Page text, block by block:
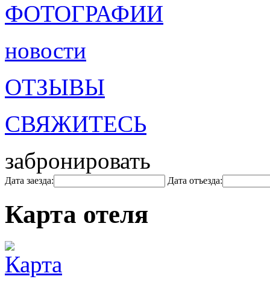
ФОТОГРАФИИ
новости
ОТЗЫВЫ
СВЯЖИТЕСЬ
забронировать
Дата заезда: Дата отъезда:
Карта отеля